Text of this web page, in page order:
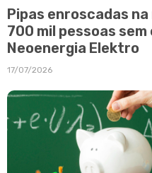
Pipas enroscadas
700 mil pessoas
Neoenergia Elektro
17/07/2026